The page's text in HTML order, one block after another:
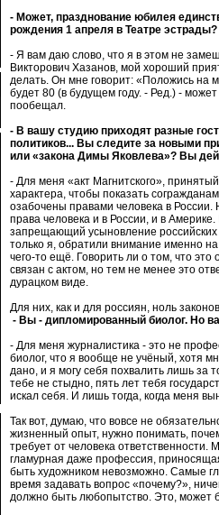
- Может, празднование юбилея
рождения 1 апреля в Театре эстрады?
- Я вам даю слово, что я в этом не
Викторович Хазанов, мой хороший
делать. Он мне говорит: «Положись на
будет 80 (в будущем году. - Ред.) -
пообещал.
- В вашу студию приходят разные
политиков... Вы следите за новыми
или «закона Димы Яковлева»? Вы
- Для меня «акт Магнитского»,
характера, чтобы показать
озабочены правами человека в
права человека и в России, и в
запрещающий усыновление российских
только я, обратили внимание именно
чего-то ещё. Говорить ли о том, что это
связан с актом, но тем не менее это
дурацком виде.
Для них, как и для россиян, ноль
- Вы - дипломированный биолог. Но
- Для меня журналистика - это не
биолог, что я вообще не учёный, хотя
дано, и я могу себя похвалить лишь за
тебе не стыдно, пять лет тебя
искал себя. И лишь тогда, когда меня
Так вот, думаю, что вовсе не
жизненный опыт, нужно понимать,
требует от человека ответственности.
гламурная даже профессия,
быть художником невозможно. Самые
время задавать вопрос «почему?»,
должно быть любопытство. Это, может